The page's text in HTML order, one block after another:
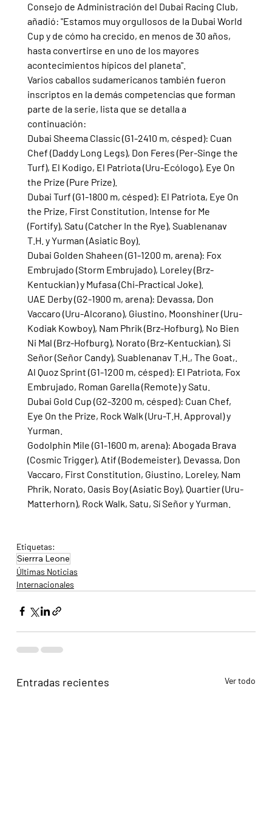
Consejo de Administración del Dubai Racing Club,
añadió: "Estamos muy orgullosos de la Dubai World
Cup y de cómo ha crecido, en menos de 30 años,
hasta convertirse en uno de los mayores
acontecimientos hípicos del planeta".
Varios caballos sudamericanos también fueron
inscriptos en la demás competencias que forman
parte de la serie, lista que se detalla a
continuación:
Dubai Sheema Classic (G1-2410 m, césped): Cuan
Chef (Daddy Long Legs), Don Feres (Per-Singe the
Turf), El Kodigo, El Patriota (Uru-Ecólogo), Eye On
the Prize (Pure Prize).
Dubai Turf (G1-1800 m, césped): El Patriota, Eye On
the Prize, First Constitution, Intense for Me
(Fortify), Satu (Catcher In the Rye), Suablenanav
T.H. y Yurman (Asiatic Boy).
Dubai Golden Shaheen (G1-1200 m, arena): Fox
Embrujado (Storm Embrujado), Loreley (Brz-
Kentuckian) y Mufasa (Chi-Practical Joke).
UAE Derby (G2-1900 m, arena): Devassa, Don
Vaccaro (Uru-Alcorano), Giustino, Moonshiner (Uru-
Kodiak Kowboy), Nam Phrik (Brz-Hofburg), No Bien
Ni Mal (Brz-Hofburg), Norato (Brz-Kentuckian), Si
Señor (Señor Candy), Suablenanav T.H., The Goat,.
Al Quoz Sprint (G1-1200 m, césped): El Patriota, Fox
Embrujado, Roman Garella (Remote) y Satu.
Dubai Gold Cup (G2-3200 m, césped): Cuan Chef,
Eye On the Prize, Rock Walk (Uru-T.H. Approval) y
Yurman.
Godolphin Mile (G1-1600 m, arena): Abogada Brava
(Cosmic Trigger), Atif (Bodemeister), Devassa, Don
Vaccaro, First Constitution, Giustino, Loreley, Nam
Phrik, Norato, Oasis Boy (Asiatic Boy), Quartier (Uru-
Matterhorn), Rock Walk, Satu, Sí Señor y Yurman.
Etiquetas:
Sierrra Leone
Últimas Noticias
Internacionales
Entradas recientes Ver todo